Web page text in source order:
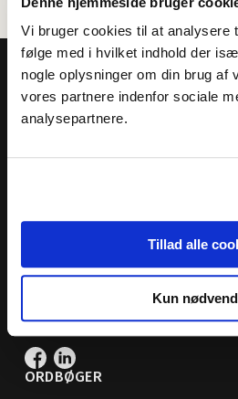
Vi bruger cookies til at analysere
følge med i hvilket indhold der
nogle oplysninger om din brug af
vores partnere indenfor sociale
analysepartnere.
Tillad alle
Kun
Dansk Sprognævn
Sproglige spørgsmål:33 74 74 74
Se ogsåAfdeling for Dansk
Vi findes også på sociale medier
ORDBØGER